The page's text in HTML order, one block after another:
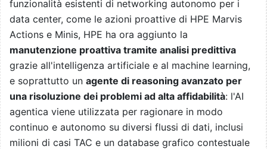
funzionalità esistenti di networking autonomo per i
data center, come le azioni proattive di HPE Marvis
Actions e Minis, HPE ha ora aggiunto la
manutenzione proattiva tramite analisi predittiva
grazie all'intelligenza artificiale e al machine learning,
e soprattutto un agente di reasoning avanzato per
una risoluzione dei problemi ad alta affidabilità: l'AI
agentica viene utilizzata per ragionare in modo
continuo e autonomo su diversi flussi di dati, inclusi
milioni di casi TAC e un database grafico contestuale